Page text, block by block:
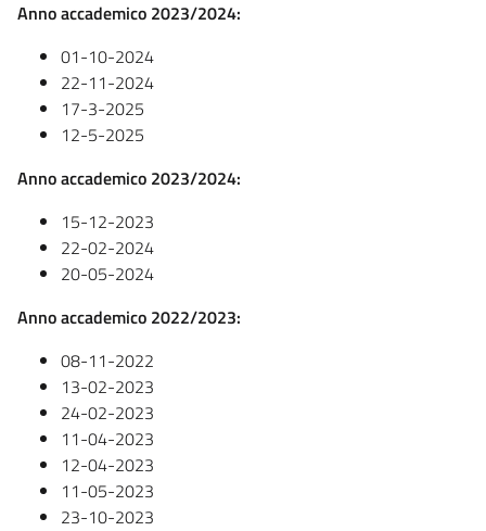
Anno accademico 2023/2024:
01-10-2024
22-11-2024
17-3-2025
12-5-2025
Anno accademico 2023/2024:
15-12-2023
22-02-2024
20-05-2024
Anno accademico 2022/2023:
08-11-2022
13-02-2023
24-02-2023
11-04-2023
12-04-2023
11-05-2023
23-10-2023